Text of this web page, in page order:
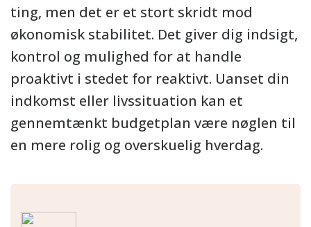
ting, men det er et stort skridt mod
økonomisk stabilitet. Det giver dig indsigt,
kontrol og mulighed for at handle
proaktivt i stedet for reaktivt. Uanset din
indkomst eller livssituation kan et
gennemtænkt budgetplan være nøglen til
en mere rolig og overskuelig hverdag.